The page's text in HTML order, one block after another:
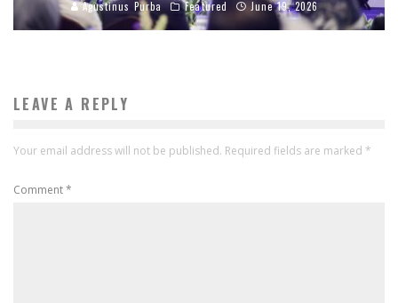
Agustinus Purba Featured June 19, 2026
LEAVE A REPLY
Your email address will not be published. Required fields are marked *
Comment*